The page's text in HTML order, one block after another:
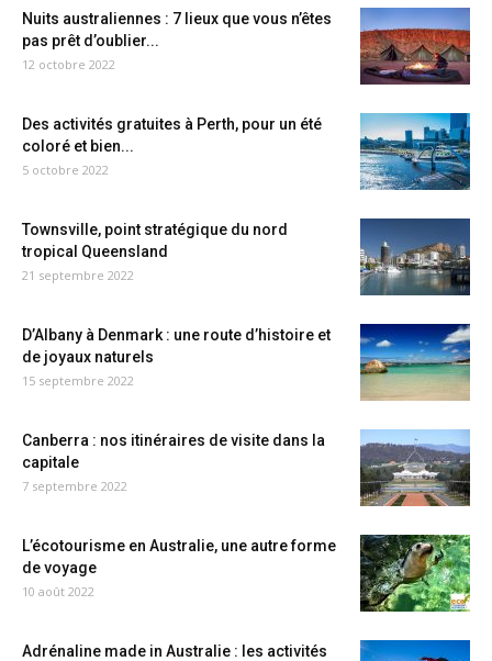
Nuits australiennes : 7 lieux que vous n’êtes
pas prêt d’oublier...
12 octobre 2022
Des activités gratuites à Perth, pour un été
coloré et bien...
5 octobre 2022
Townsville, point stratégique du nord
tropical Queensland
21 septembre 2022
D’Albany à Denmark : une route d’histoire et
de joyaux naturels
15 septembre 2022
Canberra : nos itinéraires de visite dans la
capitale
7 septembre 2022
L’écotourisme en Australie, une autre forme
de voyage
10 août 2022
Adrénaline made in Australie : les activités